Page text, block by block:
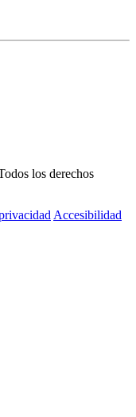
los derechos
Accesibilidad